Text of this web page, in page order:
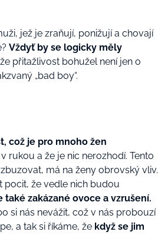
jež je zraňují, ponižují a chovají
Vždyť by se logicky měly
přitažlivost bohužel není jen o
„bad boy“.
což je pro mnoho žen
rukou a že je nic nerozhodí. Tento
má na ženy obrovský vliv.
že vedle nich budou
také zakázané ovoce a vzrušení.
si nás nevážit, což v nás probouzí
a tak si říkáme, že když se jim